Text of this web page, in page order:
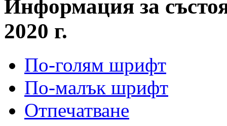
Информация за
2020 г.
По-голям шрифт
По-малък шрифт
Отпечатване